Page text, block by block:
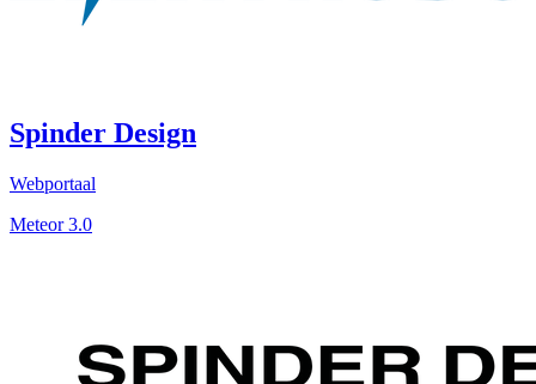
Spinder Design
Webportaal
Meteor 3.0